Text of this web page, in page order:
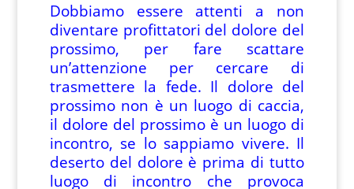
Dobbiamo essere attenti a non
diventare profittatori del dolore del
prossimo, per fare scattare
un’attenzione per cercare di
trasmettere la fede. Il dolore del
prossimo non è un luogo di caccia,
il dolore del prossimo è un luogo di
incontro, se lo sappiamo vivere. Il
deserto del dolore è prima di tutto
luogo di incontro che provoca